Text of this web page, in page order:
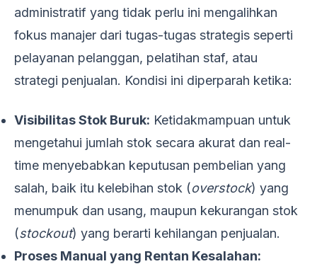
administratif yang tidak perlu ini mengalihkan
fokus manajer dari tugas-tugas strategis seperti
pelayanan pelanggan, pelatihan staf, atau
strategi penjualan. Kondisi ini diperparah ketika:
Visibilitas Stok Buruk: Ketidakmampuan untuk
mengetahui jumlah stok secara akurat dan real-
time menyebabkan keputusan pembelian yang
salah, baik itu kelebihan stok (overstock) yang
menumpuk dan usang, maupun kekurangan stok
(stockout) yang berarti kehilangan penjualan.
Proses Manual yang Rentan Kesalahan: